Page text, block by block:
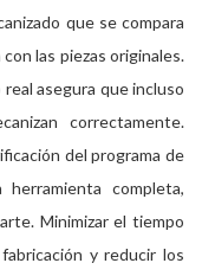
que se compara
las piezas originales.
asegura que incluso
correctamente.
del programa de
completa,
Minimizar el tiempo
y reducir los